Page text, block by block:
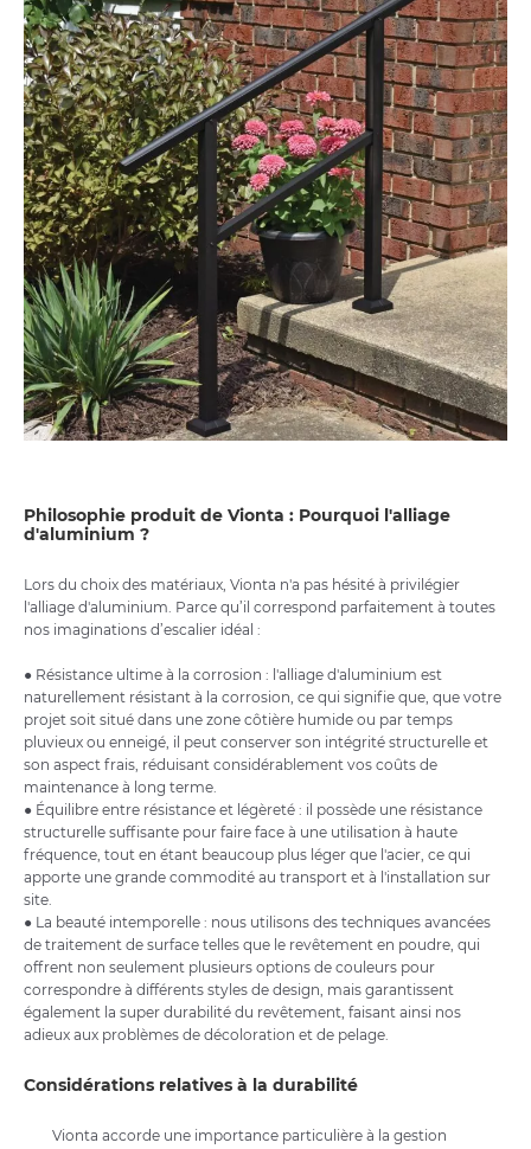
Philosophie produit de Vionta : Pourquoi l'alliage
d'aluminium ?
Lors du choix des matériaux, Vionta n'a pas hésité à privilégier
l'alliage d'aluminium. Parce qu’il correspond parfaitement à toutes
nos imaginations d’escalier idéal :
● Résistance ultime à la corrosion : l'alliage d'aluminium est
naturellement résistant à la corrosion, ce qui signifie que, que votre
projet soit situé dans une zone côtière humide ou par temps
pluvieux ou enneigé, il peut conserver son intégrité structurelle et
son aspect frais, réduisant considérablement vos coûts de
maintenance à long terme.
● Équilibre entre résistance et légèreté : il possède une résistance
structurelle suffisante pour faire face à une utilisation à haute
fréquence, tout en étant beaucoup plus léger que l'acier, ce qui
apporte une grande commodité au transport et à l'installation sur
site.
● La beauté intemporelle : nous utilisons des techniques avancées
de traitement de surface telles que le revêtement en poudre, qui
offrent non seulement plusieurs options de couleurs pour
correspondre à différents styles de design, mais garantissent
également la super durabilité du revêtement, faisant ainsi nos
adieux aux problèmes de décoloration et de pelage.
Considérations relatives à la durabilité
Vionta accorde une importance particulière à la gestion